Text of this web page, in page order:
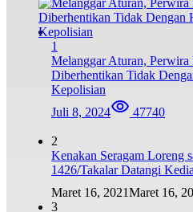
1
Melanggar Aturan,
Diberhentikan Tidak
Kepolisian
Juli 8, 2024
47740
2
Kenakan Seragam Loreng
1426/Takalar Datangi
Maret 16, 2021Maret 16,
3